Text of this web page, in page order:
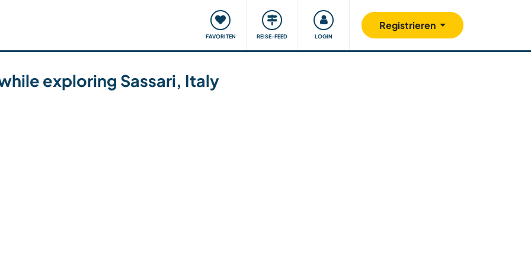
FAVORITEN REISE-FEED LOGIN
Registrieren
Reisen & Lernen Unsere Community Gutes tun
exploring Sassari, Italy